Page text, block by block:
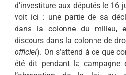
d’investiture aux députés le 16
voit ici : une partie de sa
dans la colonne du milieu,
discours dans la colonne de
officiel). On s’attend à ce que
été dit pendant la campagne